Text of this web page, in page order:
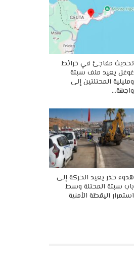
تحديث مفاجئ في خرائط
غوغل يعيد ملف سبتة
ومليلية المحتلتين إلى
واجهة…
هدوء حذر يعيد الحركة إلى
باب سبتة المحتلة وسط
استمرار اليقظة الأمنية